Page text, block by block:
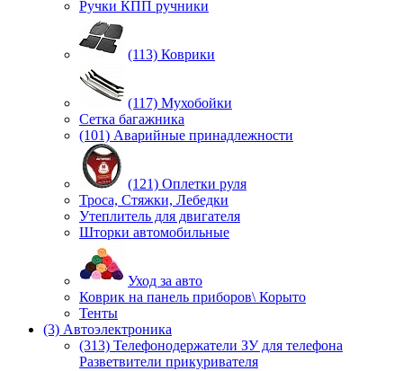
Ручки КПП ручники
(113) Коврики
(117) Мухобойки
Сетка багажника
(101) Аварийные принадлежности
(121) Оплетки руля
Троса, Стяжки, Лебедки
Утеплитель для двигателя
Шторки автомобильные
Уход за авто
Коврик на панель приборов\ Корыто
Тенты
(3) Автоэлектроника
(313) Телефонодержатели ЗУ для телефона
Разветвители прикуривателя